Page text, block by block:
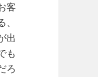
客
出
も
ろ